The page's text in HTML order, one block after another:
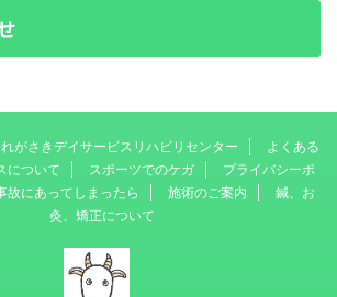
がさきデイサービスリハビリセンター
よくある
について スポーツでのケガ
プライバシーポ
故にあってしまったら 施術のご案内
鍼、お
灸、矯正について